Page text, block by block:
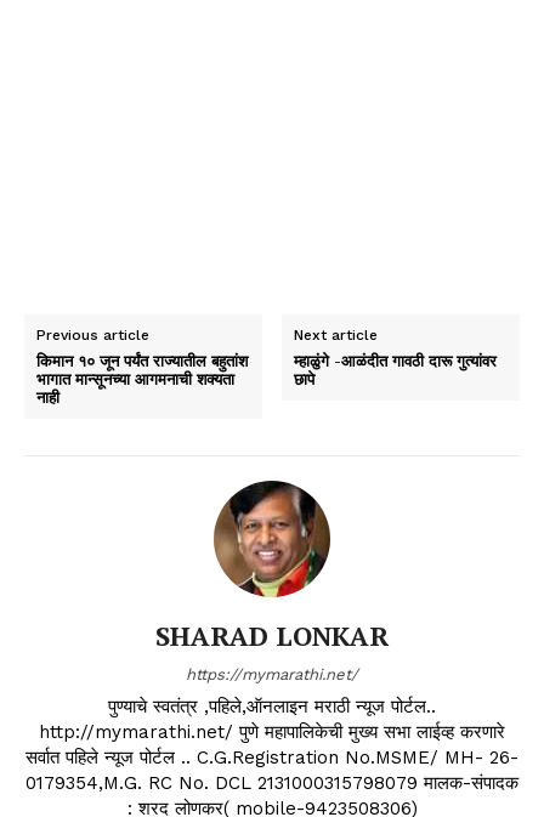
Previous article
किमान १० जून पर्यंत राज्यातील बहुतांश
भागात मान्सूनच्या आगमनाची शक्यता
नाही
Next article
म्हाळुंगे -आळंदीत गावठी दारू गुत्यांवर
छापे
SHARAD LONKAR
https://mymarathi.net/
पुण्याचे स्वतंत्र ,पहिले,ऑनलाइन मराठी न्यूज पोर्टल..
http://mymarathi.net/ पुणे महापालिकेची मुख्य सभा लाईव्ह करणारे
सर्वात पहिले न्यूज पोर्टल .. C.G.Registration No.MSME/ MH- 26-
0179354,M.G. RC No. DCL 2131000315798079 मालक-संपादक
: शरद लोणकर( mobile-9423508306)